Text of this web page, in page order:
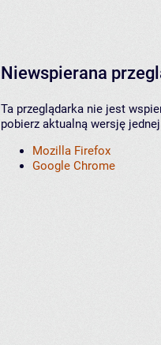
Niewspierana
Ta przeglądarka nie jest
pobierz aktualną wersję
Mozilla Firefox
Google Chrome